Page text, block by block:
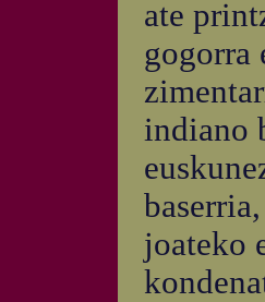
ate
gogorra
indiano
joateko